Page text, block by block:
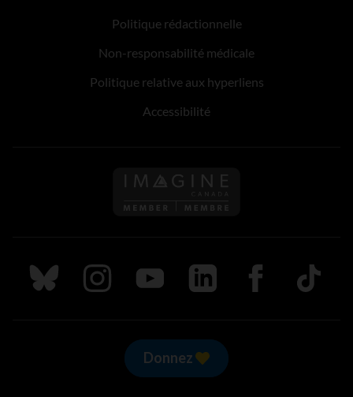
Politique rédactionnelle
Non-responsabilité médicale
Politique relative aux hyperliens
Accessibilité
Suivez nous sur Bluesky
Suivez nous sur Instagram
Suivez nous sur Youtube
Suivez nous sur LinkedIn
Suivez nous sur
TikTok
Donnez